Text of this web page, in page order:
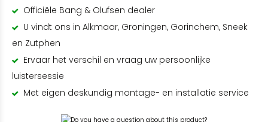
Officiële Bang & Olufsen dealer
U vindt ons in Alkmaar, Groningen, Gorinchem, Sneek
en Zutphen
Ervaar het verschil en vraag uw persoonlijke
luistersessie
Met eigen deskundig montage- en installatie service